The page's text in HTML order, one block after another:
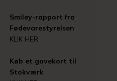
Smiley-rapport fra
Fødevarestyrelsen
KLIK HER
Køb et gavekort til
Stokværk